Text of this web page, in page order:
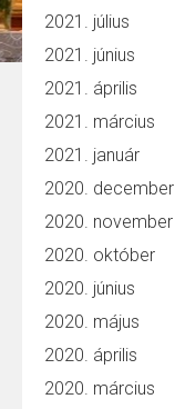
2021. július
2021. június
2021. április
2021. március
2021. január
2020. december
2020. november
2020. október
2020. június
2020. május
2020. április
2020. március